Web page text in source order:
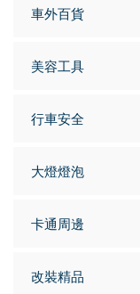
車外百貨
美容工具
行車安全
大燈燈泡
卡通周邊
改裝精品